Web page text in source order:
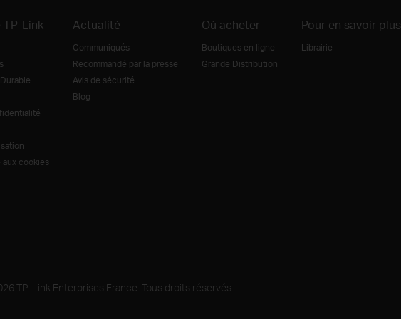
Link
cookies
Actualité
Communiqués
Recommandé par la presse
Avis de sécurité
Blog
Où acheter
Boutiques en ligne
Grande Distribution
Pour en savoir plus
Librairie
TP-Link Enterprises France. Tous droits réservés.